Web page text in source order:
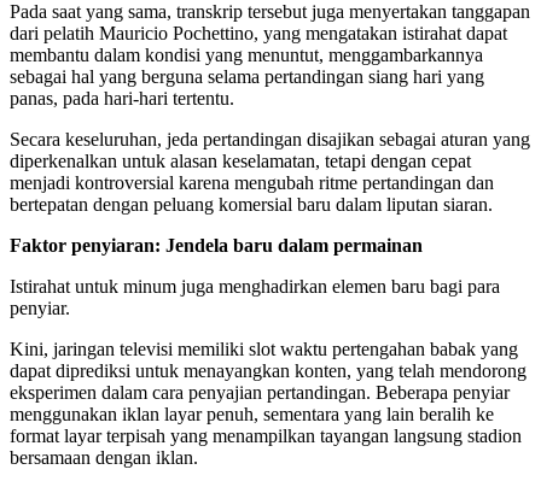
Pada saat yang sama, transkrip tersebut juga menyertakan tanggapan
dari pelatih Mauricio Pochettino, yang mengatakan istirahat dapat
membantu dalam kondisi yang menuntut, menggambarkannya
sebagai hal yang berguna selama pertandingan siang hari yang
panas, pada hari-hari tertentu.
Secara keseluruhan, jeda pertandingan disajikan sebagai aturan yang
diperkenalkan untuk alasan keselamatan, tetapi dengan cepat
menjadi kontroversial karena mengubah ritme pertandingan dan
bertepatan dengan peluang komersial baru dalam liputan siaran.
Faktor penyiaran: Jendela baru dalam permainan
Istirahat untuk minum juga menghadirkan elemen baru bagi para
penyiar.
Kini, jaringan televisi memiliki slot waktu pertengahan babak yang
dapat diprediksi untuk menayangkan konten, yang telah mendorong
eksperimen dalam cara penyajian pertandingan. Beberapa penyiar
menggunakan iklan layar penuh, sementara yang lain beralih ke
format layar terpisah yang menampilkan tayangan langsung stadion
bersamaan dengan iklan.